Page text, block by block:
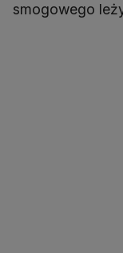
smogowego